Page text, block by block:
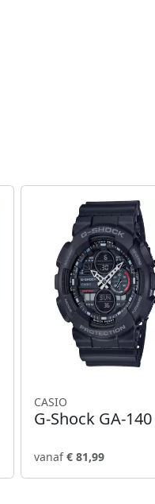
CASIO
G-Shock GA-140
vanaf€ 81,99